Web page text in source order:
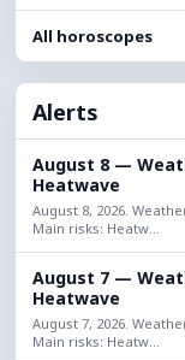
All horoscopes
Alerts
August 8 —
Heatwave
August 8, 2026.
Main risks: Heatw...
August 7 —
Heatwave
August 7, 2026.
Main risks: Heatw...